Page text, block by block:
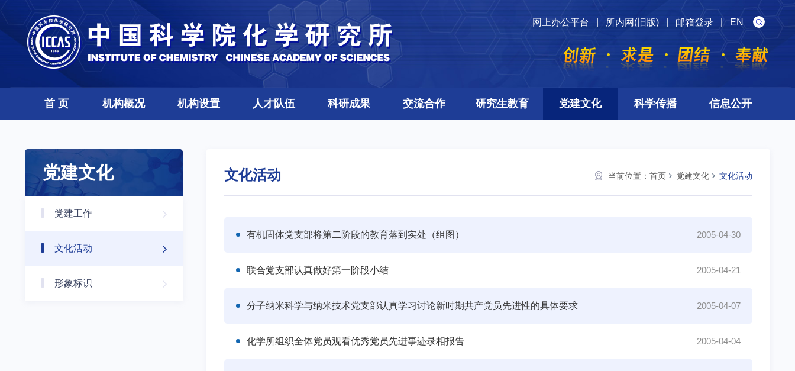
网上办公平台 所内网(旧版) 邮箱登录 |EN
首 页 机构概况 机构设置 人才队伍 科研成果 交流合作 研究生教育 党建文化 科学传播 信息公开
党建文化
党建工作
文化活动
形象标识
当前位置： 首页 党建文化 文化活动
文化活动
有机固体党支部将第二阶段的教育落到实处（组图） 2005-04-30
联合党支部认真做好第一阶段小结 2005-04-21
分子纳米科学与纳米技术党支部认真学习讨论新时期共产党员先进性的具体要求 2005-04-07
化学所组织全体党员观看优秀党员先进事迹录相报告 2005-04-04